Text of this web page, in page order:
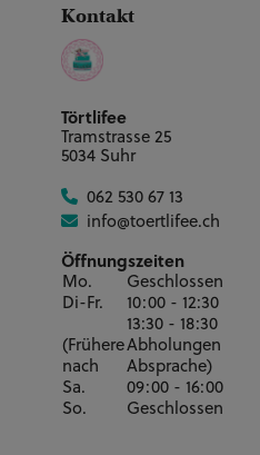
Kontakt
Törtlifee
Tramstrasse 25
5034 Suhr
062 530 67 13
info@toertlifee.ch
Öffnungszeiten
Mo.
Geschlossen
Di-Fr.
10:00 - 12:30
13:30 - 18:30
(FrühereAbholungen
nach
Absprache)
Sa.
09:00 - 16:00
So.
Geschlossen